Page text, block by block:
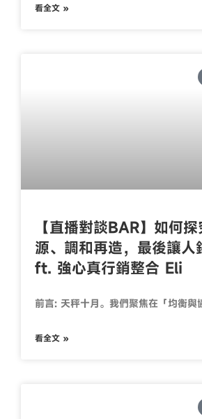
看全文 »
【直播對談BAR】如何
源、調和再造，最後讓人
ft. 強心真行銷整合 Eli
前言: 天秤十月。我們聚焦在「均衡與
看全文 »